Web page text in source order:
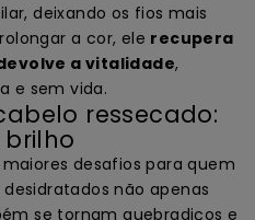
deixando os fios mais
a cor, ele recupera
a vitalidade,
e sem vida.
ressecado:
desafios para quem
não apenas
se tornam quebradiços e